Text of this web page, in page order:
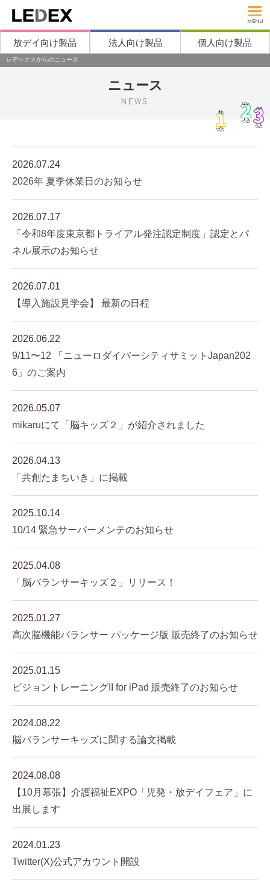
MENU
放デイ向け製品 法人向け製品 個人向け製品
レデックスからのニュース
ニュース
NEWS
2026.07.24
2026年 夏季休業日のお知らせ
2026.07.17
「令和8年度東京都トライアル発注認定制度」認定とパ
ネル展示のお知らせ
2026.07.01
【導入施設見学会】 最新の日程
2026.06.22
9/11〜12 「ニューロダイバーシティサミットJapan202
6」のご案内
2026.05.07
mikaruにて「脳キッズ２」が紹介されました
2026.04.13
「共創たまちいき」に掲載
2025.10.14
10/14 緊急サーバーメンテのお知らせ
2025.04.08
「脳バランサーキッズ２」リリース！
2025.01.27
高次脳機能バランサー パッケージ版 販売終了のお知らせ
2025.01.15
ビジョントレーニングII for iPad 販売終了のお知らせ
2024.08.22
脳バランサーキッズに関する論文掲載
2024.08.08
【10月幕張】介護福祉EXPO「児発・放デイフェア」に
出展します
2024.01.23
Twitter(X)公式アカウント開設